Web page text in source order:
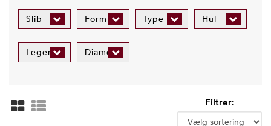
Slib Form Type Hul
Legering Diameter
Filtrer: